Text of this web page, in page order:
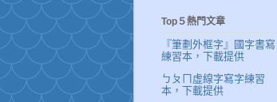
Top５熱門文章
『筆劃外框字』國字書寫
練習本，下載提供
ㄅㄆㄇ虛線字寫字練習
本，下載提供